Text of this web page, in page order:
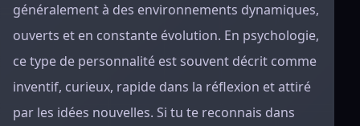
généralement à des environnements dynamiques,
ouverts et en constante évolution. En psychologie,
ce type de personnalité est souvent décrit comme
inventif, curieux, rapide dans la réflexion et attiré
par les idées nouvelles. Si tu te reconnais dans